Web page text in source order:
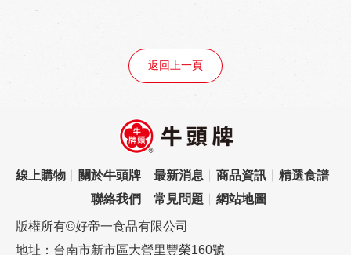
返回上一頁
線上購物 關於牛頭牌 最新消息 商品資訊
精選食譜
聯絡我們
常見問題 網站地圖
版權所有©好帝一食品有限公司
地址：台南市新市區大營里豐榮160號